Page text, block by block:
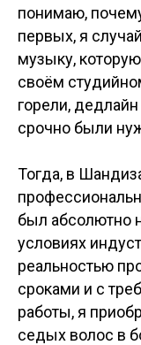
понимаю,
первых, я
музыку,
своём
горели,
срочно были
Тогда, в
был абсолютно
условиях
реальностью
сроками и с
работы, я
седых волос в